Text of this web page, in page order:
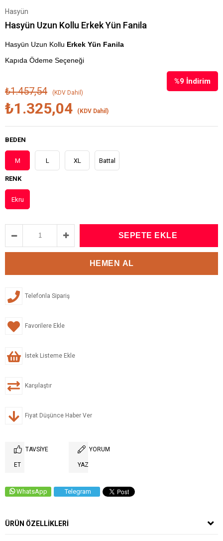
Hasyün
Hasyün Uzun Kollu Erkek Yün Fanila
Hasyün Uzun Kollu Erkek Yün Fanila
Kapıda Ödeme Seçeneği
%9 İndirim
₺1.457,54 (KDV Dahil)
₺1.325,04 (KDV Dahil)
BEDEN
M L XL Battal
RENK
Ekru
Telefonla Sipariş
Favorilere Ekle
İstek Listeme Ekle
Karşılaştır
Fiyat Düşünce Haber Ver
TAVSIYE
ET
YORUM
YAZ
WhatsApp Telegram
ÜRÜN ÖZELLIKLERI